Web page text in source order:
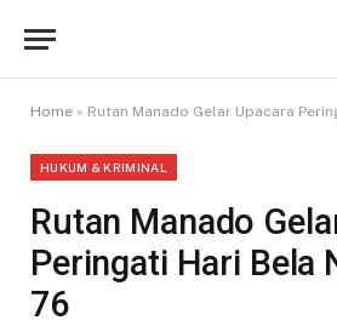
Home » Rutan Manado Gelar Upacara
HUKUM & KRIMINAL
Rutan Manado
Peringati Hari Bela
76